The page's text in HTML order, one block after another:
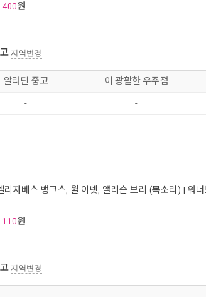
400원
지역변경
알라딘 중고 이 광활한 우주점
- -
리자베스 뱅크스, 윌 아넷, 앨리슨 브리 (목소리) | 워
110원
지역변경